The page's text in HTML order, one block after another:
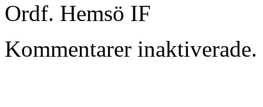
Ordf. Hemsö IF
Kommentarer inaktiverade.